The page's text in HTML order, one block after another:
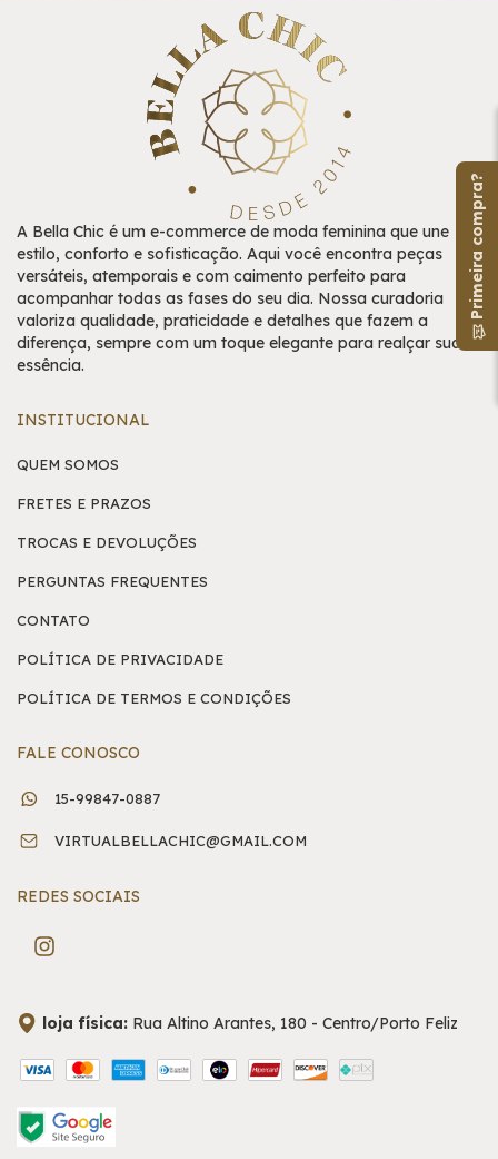
Primeira compra?
A Bella Chic é um e-commerce de moda feminina que une
estilo, conforto e sofisticação. Aqui você encontra peças
versáteis, atemporais e com caimento perfeito para
acompanhar todas as fases do seu dia. Nossa curadoria
valoriza qualidade, praticidade e detalhes que fazem a
diferença, sempre com um toque elegante para realçar sua
essência.
INSTITUCIONAL
QUEM SOMOS
FRETES E PRAZOS
TROCAS E DEVOLUÇÕES
PERGUNTAS FREQUENTES
CONTATO
POLÍTICA DE PRIVACIDADE
POLÍTICA DE TERMOS E CONDIÇÕES
FALE CONOSCO
15-99847-0887
VIRTUALBELLACHIC@GMAIL.COM
REDES SOCIAIS
loja física: Rua Altino Arantes, 180 - Centro/Porto Feliz